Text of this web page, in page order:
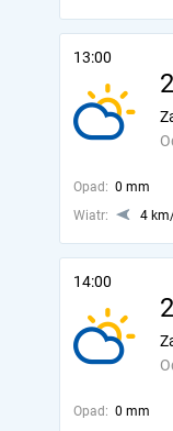
13:00
Opad: 0 mm
Wiatr:
4
14:00
Opad: 0 mm